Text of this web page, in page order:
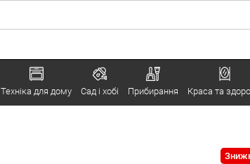
Техніка для дому Сад і хобі Прибирання Краса та